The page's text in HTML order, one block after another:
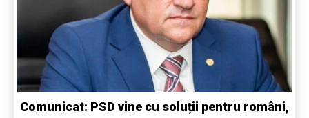
Comunicat: PSD vine cu soluții pentru români,